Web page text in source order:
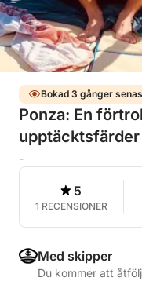
Bokad 3 gånger
Ponza: En
upptäcktsfärder
-
5
1 RECENSIONER
Med skipper
Du kommer att